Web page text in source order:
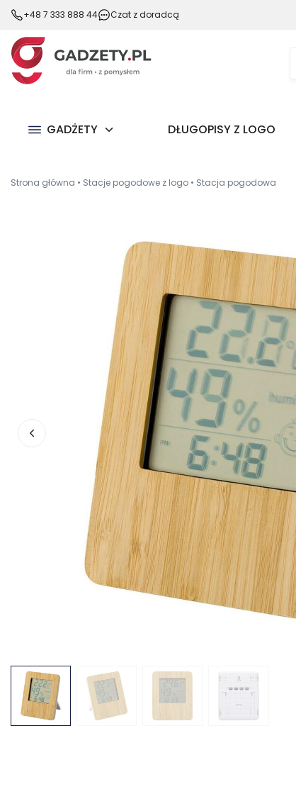
+48 7 333 888 44 Czat z doradcą
GADŻETY DŁUGOPISY Z LOGO
Strona główna • Stacje pogodowe z logo • Stacja pogodowa